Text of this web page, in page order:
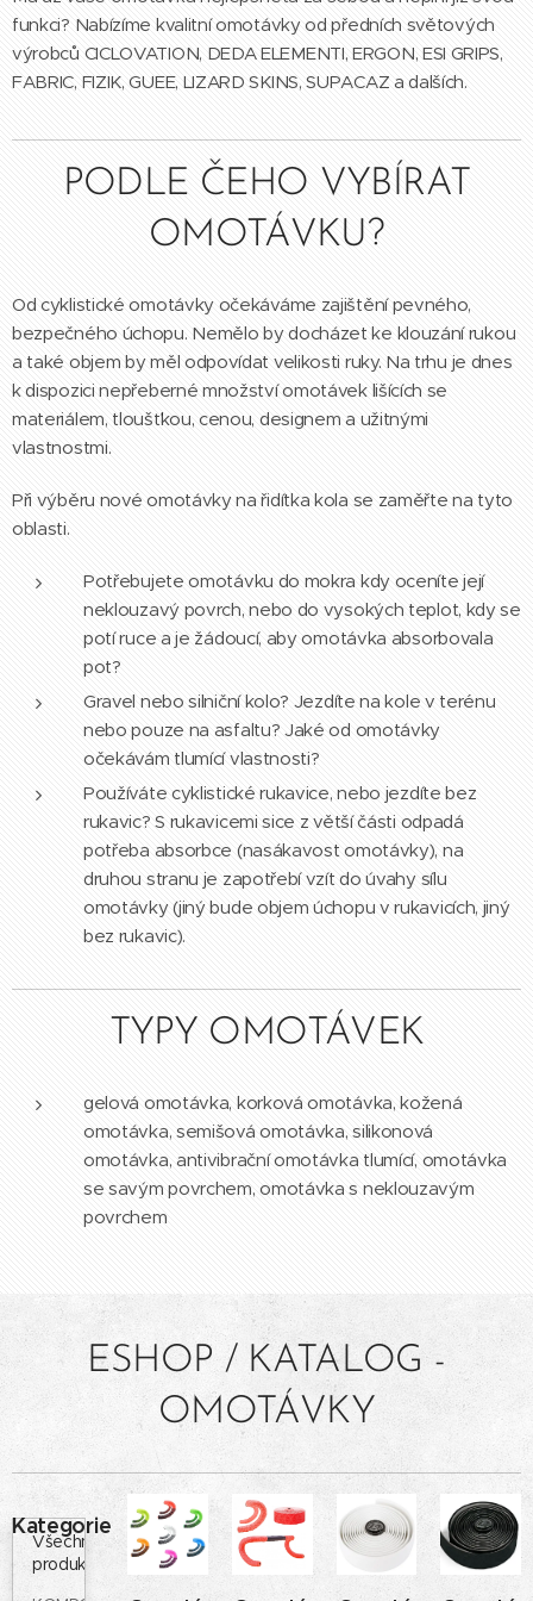
funkci? Nabízíme kvalitní omotávky od předních světových
výrobců CICLOVATION, DEDA ELEMENTI, ERGON, ESI GRIPS,
FABRIC, FIZIK, GUEE, LIZARD SKINS, SUPACAZ a dalších.
PODLE ČEHO VYBÍRAT
OMOTÁVKU?
Od cyklistické omotávky očekáváme zajištění pevného,
bezpečného úchopu. Nemělo by docházet ke klouzání rukou
a také objem by měl odpovídat velikosti ruky. Na trhu je dnes
k dispozici nepřeberné množství omotávek lišících se
materiálem, tloušťkou, cenou, designem a užitnými
vlastnostmi.
Při výběru nové omotávky na řidítka kola se zaměřte na tyto
oblasti.
Potřebujete omotávku do mokra kdy oceníte její
neklouzavý povrch, nebo do vysokých teplot, kdy se
potí ruce a je žádoucí, aby omotávka absorbovala
pot?
Gravel nebo silniční kolo? Jezdíte na kole v terénu
nebo pouze na asfaltu? Jaké od omotávky
očekávám tlumící vlastnosti?
Používáte cyklistické rukavice, nebo jezdíte bez
rukavic? S rukavicemi sice z větší části odpadá
potřeba absorbce (nasákavost omotávky), na
druhou stranu je zapotřebí vzít do úvahy sílu
omotávky (jiný bude objem úchopu v rukavicích, jiný
bez rukavic).
TYPY OMOTÁVEK
gelová omotávka, korková omotávka, kožená
omotávka, semišová omotávka, silikonová
omotávka, antivibrační omotávka tlumící, omotávka
se savým povrchem, omotávka s neklouzavým
povrchem
ESHOP / KATALOG -
OMOTÁVKY
Kategorie
Všechny
produkty